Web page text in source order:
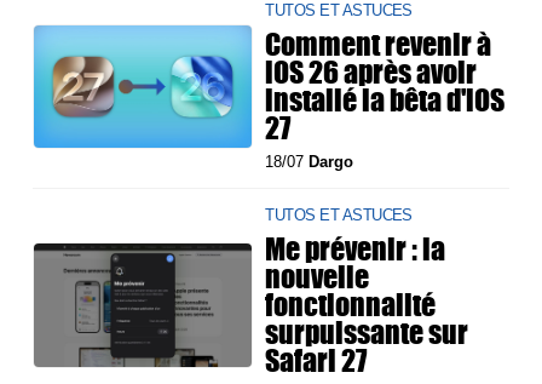
TUTOS ET ASTUCES
Comment revenir à
iOS 26 après avoir
installé la bêta d'iOS
27
18/07 Dargo
TUTOS ET ASTUCES
Me prévenir : la
nouvelle
fonctionnalité
surpuissante sur
Safari 27